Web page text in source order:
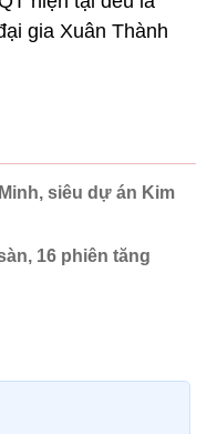
gia Xuân Thành
siêu dự án Kim
16 phiên tăng